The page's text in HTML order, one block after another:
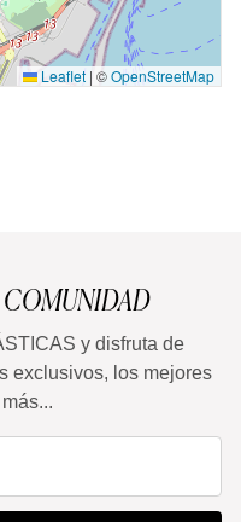
Leaflet | ©OpenStreetMap
COMUNIDAD
y disfruta de
exclusivos, los mejores